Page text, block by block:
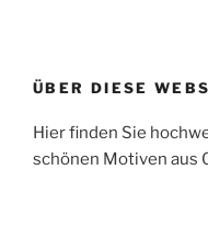
ÜBER DIESE
Hier finden Sie
schönen Motiven aus